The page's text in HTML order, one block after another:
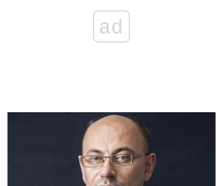
ad